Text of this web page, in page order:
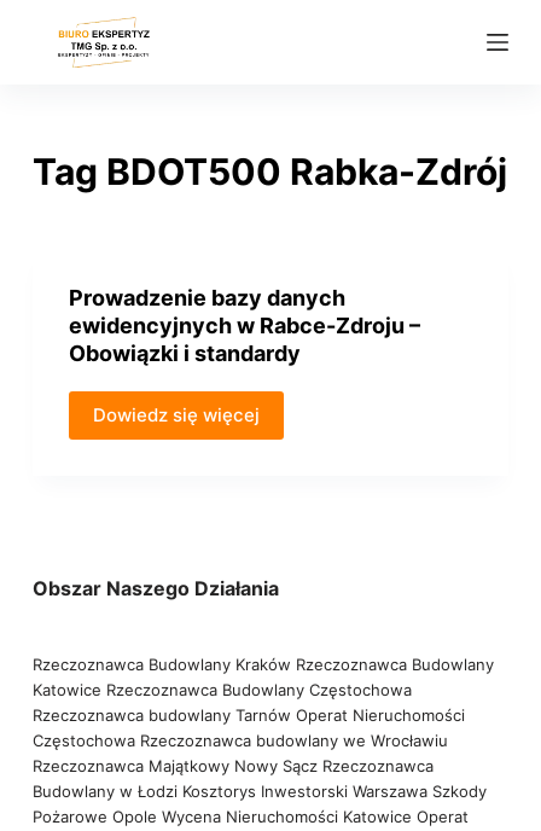
Tag BDOT500 Rabka-Zdrój
Prowadzenie bazy danych
ewidencyjnych w Rabce-Zdroju –
Obowiązki i standardy
Dowiedz się więcej
Obszar Naszego Działania
Rzeczoznawca Budowlany Kraków Rzeczoznawca Budowlany
Katowice Rzeczoznawca Budowlany Częstochowa
Rzeczoznawca budowlany Tarnów Operat Nieruchomości
Częstochowa Rzeczoznawca budowlany we Wrocławiu
Rzeczoznawca Majątkowy Nowy Sącz Rzeczoznawca
Budowlany w Łodzi Kosztorys Inwestorski Warszawa Szkody
Pożarowe Opole Wycena Nieruchomości Katowice Operat